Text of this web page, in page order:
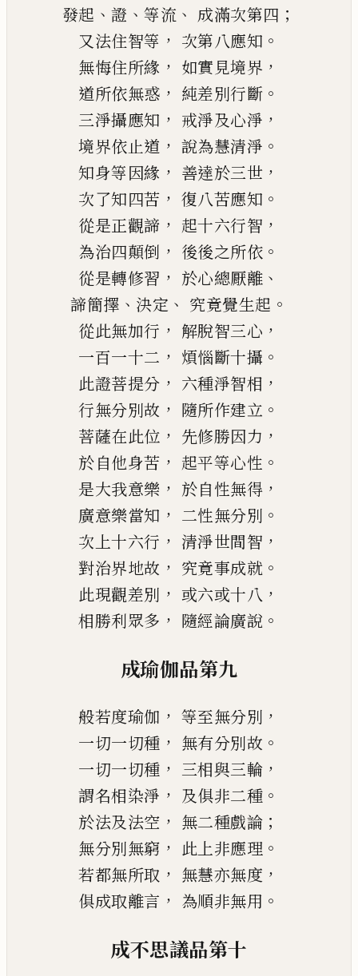
發起 、證 、等流 、 成滿次第四 ；
又法住智等 ， 次第八應知 。
無悔住所緣 ， 如實見境界 ，
道所依無惑 ， 純差別行斷 。
三淨攝應知 ， 戒淨及心淨 ，
境界依止道 ， 說為慧清淨 。
知身等因緣 ， 善達於三世 ，
次了知四苦 ， 復八苦應知 。
從是正觀諦 ， 起十六行智 ，
為治四顛倒 ， 後後之所依 。
從是轉修習 ， 於心總厭離 、
諦簡擇 、 決定 、 究竟覺生起 。
從此無加行 ， 解脫智三心 ，
一百一十二 ， 煩惱斷十攝 。
此證菩提分 ， 六種淨智相 ，
行無分別故 ， 隨所作建立 。
菩薩在此位 ， 先修勝因力 ，
於自他身苦 ， 起平等心性 。
是大我意樂 ， 於自性無得 ，
廣意樂當知 ， 二性無分別 。
次上十六行 ， 清淨世間智 ，
對治界地故 ， 究竟事成就 。
此現觀差別 ， 或六或十八 ，
相勝利眾多 ， 隨經論廣說 。
成瑜伽品第九
般若度瑜伽 ， 等至無分別 ，
一切一切種 ， 無有分別故 。
一切一切種 ， 三相與三輪 ，
謂名相染淨 ， 及俱非二種 。
於法及法空 ， 無二種戲論 ；
無分別無窮 ， 此上非應理 。
若都無所取 ， 無慧亦無度 ，
俱成取離言 ， 為順非無用 。
成不思議品第十